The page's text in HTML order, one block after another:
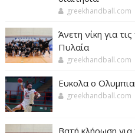
greekhandball.com
Άνετη νίκη για
Πυλαία
greekhandball.com
Ευκολα ο
greekhandball.com